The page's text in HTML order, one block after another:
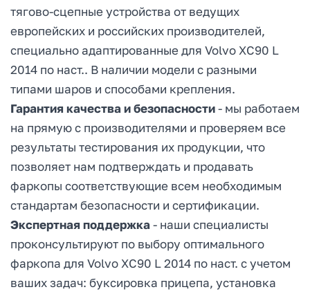
тягово-сцепные устройства от ведущих
европейских и российских производителей,
специально адаптированные для Volvo XC90 L
2014 по наст.. В наличии модели с разными
типами шаров и способами крепления.
Гарантия качества и безопасности- мы работаем
на прямую с производителями и проверяем все
результаты тестирования их продукции, что
позволяет нам подтверждать и продавать
фаркопы соответствующие всем необходимым
стандартам безопасности и сертификации.
Экспертная поддержка - наши специалисты
проконсультируют по выбору оптимального
фаркопа для Volvo XC90 L 2014 по наст. с учетом
ваших задач: буксировка прицепа, установка